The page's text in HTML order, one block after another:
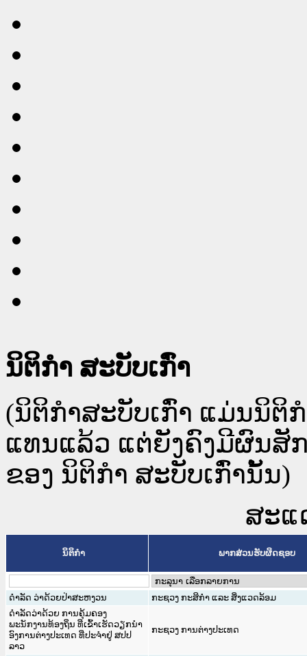
ນິຕິກໍາ ສະບັບເກົ່າ
(ນິຕິກໍາສະບັບເກົ່າ ແມ່ນນິຕິ
ແທນແລ້ວ ແຕ່ຍັງຄົງມີຜົນສັ
ຂອງ ນິຕິກໍາ ສະບັບເກົ່ານັ້ນ)
ສະແ
ນິຕິກໍາ ພາກສ່ວນຮັບຜິດຊອບ
ດຳລັດ ວ່າດ້ວຍປ່າສະຫງວນ
ກະຊວງ ກະສິກຳ ແລະ ສິ່ງແວດລ້ອມ
ດຳລັດວ່າດ້ວຍ ການຄຸ້ມຄອງ
ພະນັກງານທ້ອງຖິ່ນ ທີ່ເຂົ້າເຮັດວຽກນຳ
ອົງການຕ່າງປະເທດ ທີ່ປະຈຳຢູ່ ສປປ
ລາວ
ກະຊວງ ການຕ່າງປະເທດ